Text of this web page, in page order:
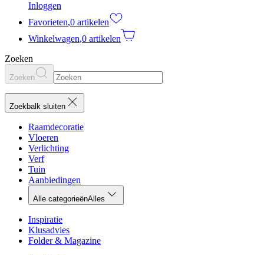
Inloggen
Favorieten,0 artikelen
Winkelwagen,0 artikelen
Zoeken
Zoeken
Zoekbalk sluiten
Raamdecoratie
Vloeren
Verlichting
Verf
Tuin
Aanbiedingen
Alle categorieënAlles
Inspiratie
Klusadvies
Folder & Magazine